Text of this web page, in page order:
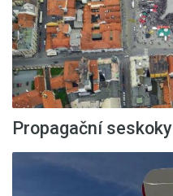
Propagační seskoky